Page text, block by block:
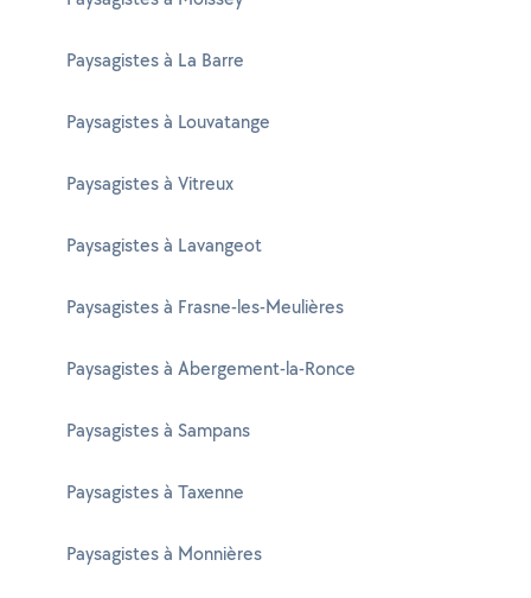
Paysagistes à La Barre
Paysagistes à Louvatange
Paysagistes à Vitreux
Paysagistes à Lavangeot
Paysagistes à Frasne-les-Meulières
Paysagistes à Abergement-la-Ronce
Paysagistes à Sampans
Paysagistes à Taxenne
Paysagistes à Monnières